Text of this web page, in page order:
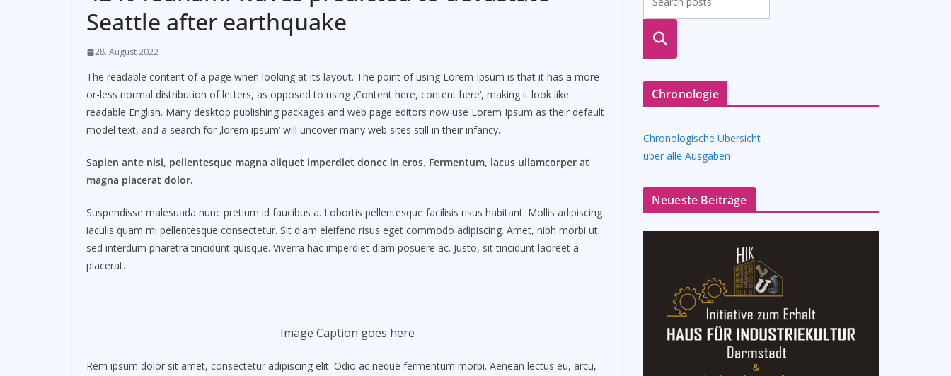
Seattle after earthquake
28. August 2022
The readable content of a page when looking at its layout. The point of using Lorem Ipsum is that it has a more-
or-less normal distribution of letters, as opposed to using ‚Content here, content here‘, making it look like
readable English. Many desktop publishing packages and web page editors now use Lorem Ipsum as their default
model text, and a search for ‚lorem ipsum‘ will uncover many web sites still in their infancy.
Sapien ante nisi, pellentesque magna aliquet imperdiet donec in eros. Fermentum, lacus ullamcorper at
magna placerat dolor.
Suspendisse malesuada nunc pretium id faucibus a. Lobortis pellentesque facilisis risus habitant. Mollis adipiscing
iaculis quam mi pellentesque consectetur. Sit diam eleifend risus eget commodo adipiscing. Amet, nibh morbi ut
sed interdum pharetra tincidunt quisque. Viverra hac imperdiet diam posuere ac. Justo, sit tincidunt laoreet a
placerat.
Image Caption goes here
Rem ipsum dolor sit amet, consectetur adipiscing elit. Odio ac neque fermentum morbi. Aenean lectus eu, arcu,
suche
Chronologie
Chronologische Übersicht
über alle Ausgaben
Neueste Beiträge